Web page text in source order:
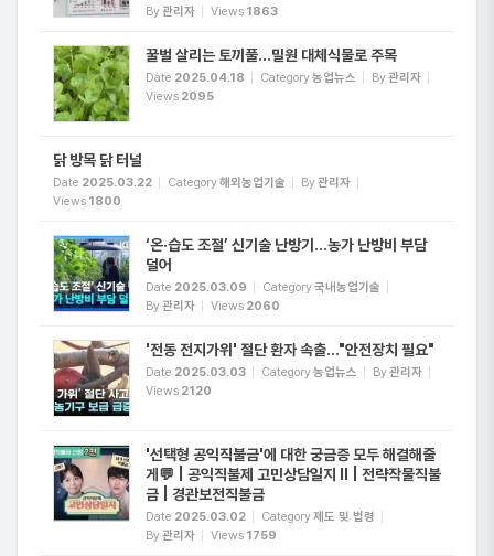
By관리자 Views 1863
꿀벌 살리는 토끼풀…밀원 대체식물로 주목
Date 2025.04.18 Category농업뉴스 By관리자
Views 2095
닭 방목 닭 터널
Date 2025.03.22 Category해외농업기술 By관리자
Views 1800
‘온·습도 조절’ 신기술 난방기…농가 난방비 부담
덜어
Date 2025.03.09 Category국내농업기술
By관리자 Views 2060
'전동 전지가위' 절단 환자 속출..."안전장치 필요"
Date 2025.03.03 Category농업뉴스 By관리자
Views 2120
'선택형 공익직불금'에 대한 궁금증 모두 해결해줄
게💬 | 공익직불제 고민상담일지 II | 전략작물직불
금 | 경관보전직불금
Date 2025.03.02 Category제도 및 법령
By관리자 Views 1759